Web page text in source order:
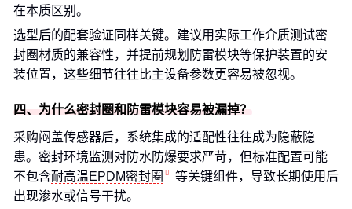
在本质区别。
选型后的配套验证同样关键。建议用实际工作介质测试密
封圈材质的兼容性，并提前规划防雷模块等保护装置的安
装位置，这些细节往往比主设备参数更容易被忽视。
四、为什么密封圈和防雷模块容易被漏掉？
采购闷盖传感器后，系统集成的适配性往往成为隐蔽隐
患。密封环境监测对防水防爆要求严苛，但标准配置可能
不包含耐高温EPDM密封圈
等关键组件，导致长期使用后
出现渗水或信号干扰。